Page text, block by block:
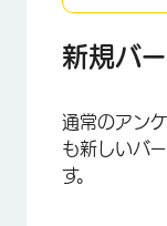
新規バ
通常のアン
も新しいバ
す。